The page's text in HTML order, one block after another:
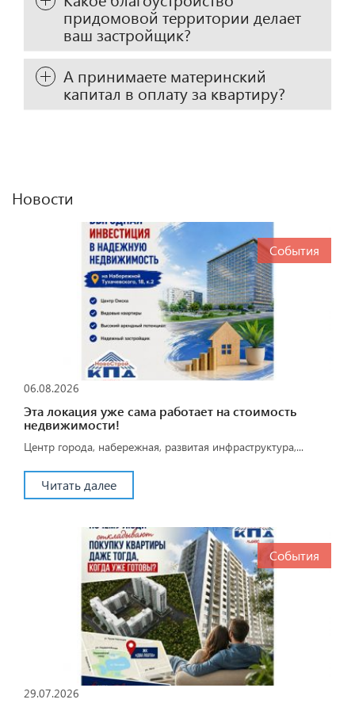
придомовой территории делает
ваш застройщик?
А принимаете материнский
капитал в оплату за квартиру?
Новости
События
06.08.2026
Эта локация уже сама работает на стоимость
недвижимости!
Центр города, набережная, развитая инфраструктура,...
Читать далее
События
29.07.2026